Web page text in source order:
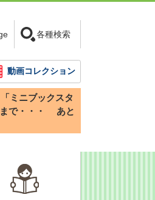
各種検索
動画コレクション
ミニブックスタ
で・・・
あと